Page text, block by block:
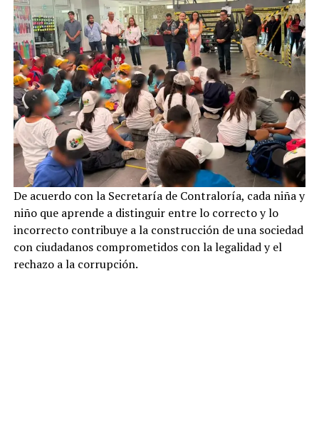
De acuerdo con la Secretaría de Contraloría, cada niña y
niño que aprende a distinguir entre lo correcto y lo
incorrecto contribuye a la construcción de una sociedad
con ciudadanos comprometidos con la legalidad y el
rechazo a la corrupción.